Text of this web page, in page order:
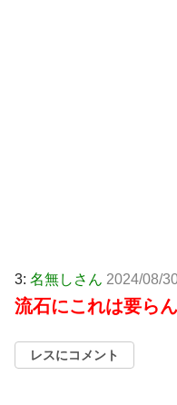
3: 名無しさん 2024/08/
流石にこれは要ら
レスにコメント